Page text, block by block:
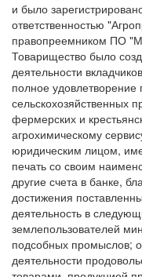
и было
ответственностью
правопреемником ПО
Товарищество было
деятельности
полное удовлетворение
сельскохозяйственных
фермерских и
агрохимическому
юридическим лицом,
печать со своим
другие счета в банке,
достижения
деятельность в
землепользователей
подсобных промыслов;
деятельности